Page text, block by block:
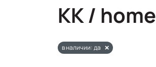
KK / home
в наличии: да